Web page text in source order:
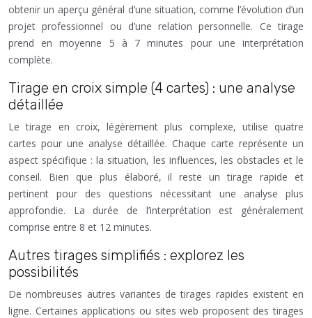
obtenir un aperçu général d’une situation, comme l’évolution d’un
projet professionnel ou d’une relation personnelle. Ce tirage
prend en moyenne 5 à 7 minutes pour une interprétation
complète.
Tirage en croix simple (4 cartes) : une analyse
détaillée
Le tirage en croix, légèrement plus complexe, utilise quatre
cartes pour une analyse détaillée. Chaque carte représente un
aspect spécifique : la situation, les influences, les obstacles et le
conseil. Bien que plus élaboré, il reste un tirage rapide et
pertinent pour des questions nécessitant une analyse plus
approfondie. La durée de l’interprétation est généralement
comprise entre 8 et 12 minutes.
Autres tirages simplifiés : explorez les
possibilités
De nombreuses autres variantes de tirages rapides existent en
ligne. Certaines applications ou sites web proposent des tirages